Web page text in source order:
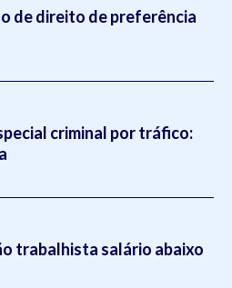
de direito de preferência
criminal por tráfico:
trabalhista salário abaixo